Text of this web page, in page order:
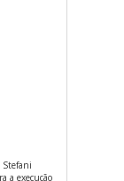
Stefani
a execução